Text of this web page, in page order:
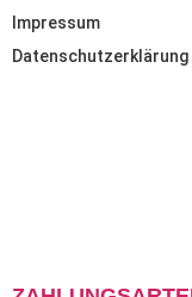
Impressum
Datenschutzerklärung